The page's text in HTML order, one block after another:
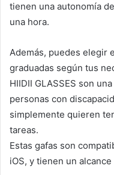
tienen una autonomía
una hora.
Además, puedes elegir
graduadas según tus
HIIDII GLASSES son
personas con
simplemente quieren
tareas.
Estas gafas son
iOS, y tienen un